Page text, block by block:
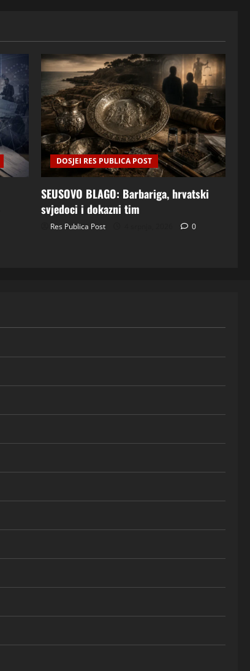
DOSJEI RES PUBLICA POST
SEUSOVO BLAGO: Barbariga, hrvatski
svjedoci i dokazni tim
Res Publica Post 0